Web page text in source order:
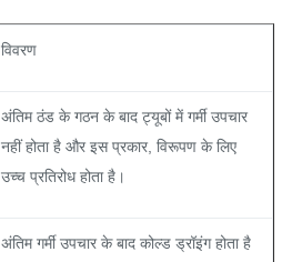
विवरण
अंतिम ठंड के गठन के बाद ट्यूबों में गर्मी उपचार
नहीं होता है और इस प्रकार, विरूपण के लिए
उच्च प्रतिरोध होता है।
अंतिम गर्मी उपचार के बाद कोल्ड ड्रॉइंग होता है